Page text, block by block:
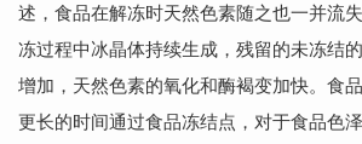
述，食品在解冻时天然色素随之也一并流
冻过程中冰晶体持续生成，残留的未冻结
增加，天然色素的氧化和酶褐变加快。食
更长的时间通过食品冻结点，对于食品色